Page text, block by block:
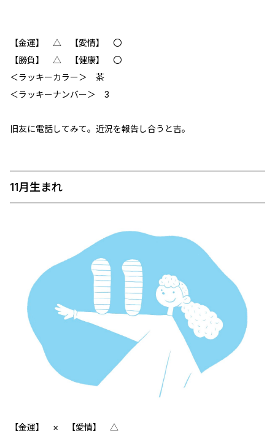
【金運】 △ 【愛情】 〇
【勝負】 △ 【健康】 〇
＜ラッキーカラー＞ 茶
＜ラッキーナンバー＞ 3
旧友に電話してみて。近況を報告し合うと吉。
11月生まれ
【金運】 × 【愛情】 △